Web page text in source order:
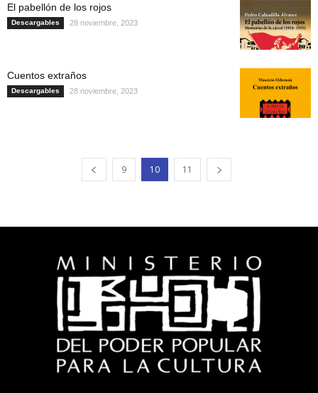
El pabellón de los rojos
Descargables 28 noviembre, 2023
Cuentos extraños
Descargables 28 noviembre, 2023
9 10 11